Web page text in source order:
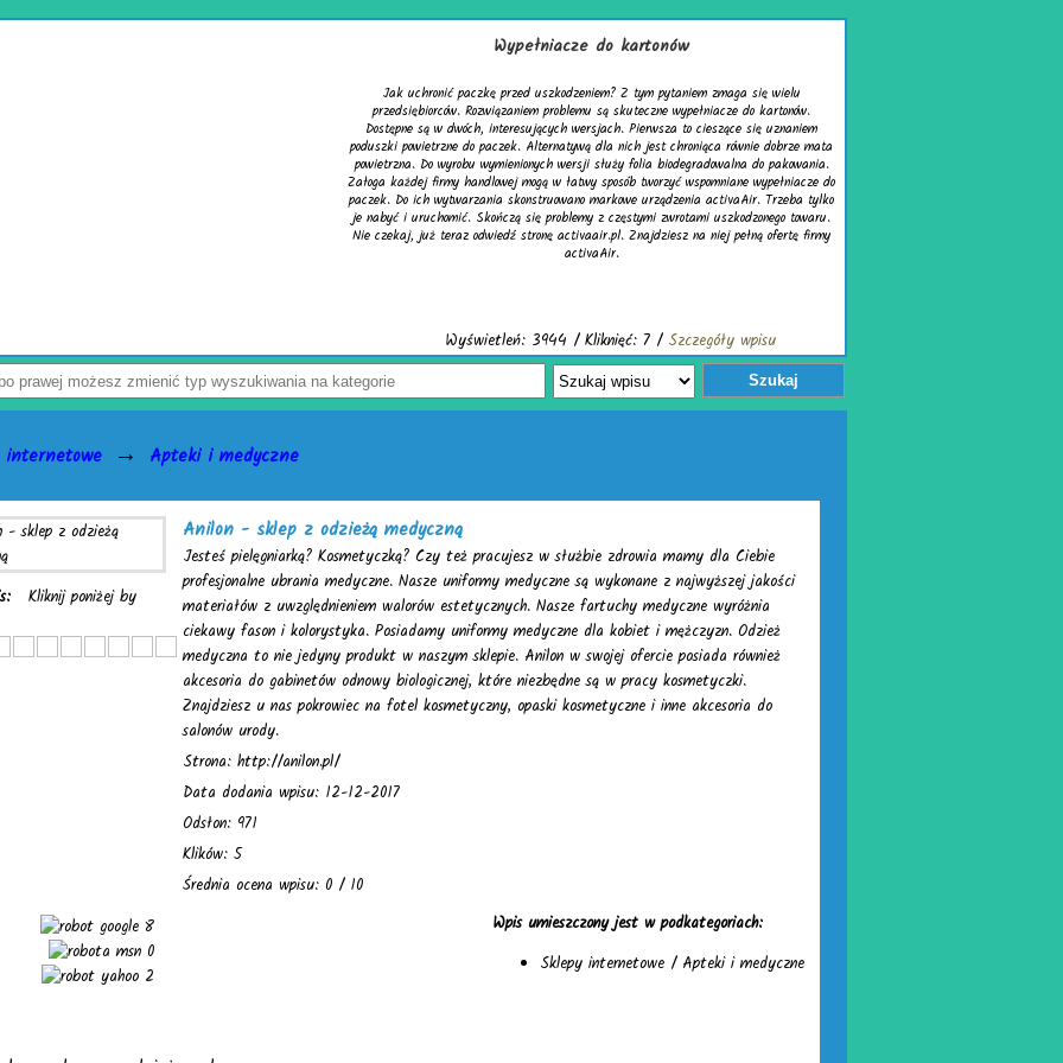
Jak uchronić paczkę przed uszkodzeniem? Z tym pytaniem zmaga się wielu
przedsiębiorców. Rozwiązaniem problemu są skuteczne wypełniacze do kartonów.
Dostępne są w dwóch, interesujących wersjach. Pierwsza to cieszące się uznaniem
poduszki powietrzne do paczek. Alternatywą dla nich jest chroniąca równie dobrze mata
powietrzna. Do wyrobu wymienionych wersji służy folia biodegradowalna do pakowania.
Załoga każdej firmy handlowej mogą w łatwy sposób tworzyć wspomniane wypełniacze do
paczek. Do ich wytwarzania skonstruowano markowe urządzenia activaAir. Trzeba tylko
je nabyć i uruchomić. Skończą się problemy z częstymi zwrotami uszkodzonego towaru.
Nie czekaj, już teraz odwiedź stronę activaair.pl. Znajdziesz na niej pełną ofertę firmy
Wyświetleń: 3944 / Kliknięć: 7 /Szczegóły wpisu
Szukaj
internetowe → Apteki i medyczne
Kliknij poniżej by
Anilon - sklep z odzieżą medyczną
Jesteś pielęgniarką? Kosmetyczką? Czy też pracujesz w służbie zdrowia mamy dla Ciebie
profesjonalne ubrania medyczne. Nasze uniformy medyczne są wykonane z najwyższej jakości
materiałów z uwzględnieniem walorów estetycznych. Nasze fartuchy medyczne wyróżnia
ciekawy fason i kolorystyka. Posiadamy uniformy medyczne dla kobiet i mężczyzn. Odzież
medyczna to nie jedyny produkt w naszym sklepie. Anilon w swojej ofercie posiada również
akcesoria do gabinetów odnowy biologicznej, które niezbędne są w pracy kosmetyczki.
Znajdziesz u nas pokrowiec na fotel kosmetyczny, opaski kosmetyczne i inne akcesoria do
salonów urody.
Strona: http://anilon.pl/
Data dodania wpisu: 12-12-2017
Odsłon: 971
Klików: 5
Średnia ocena wpisu: 0 / 10
8
0
2
Wpis umieszczony jest w podkategoriach:
Sklepy internetowe / Apteki i medyczne